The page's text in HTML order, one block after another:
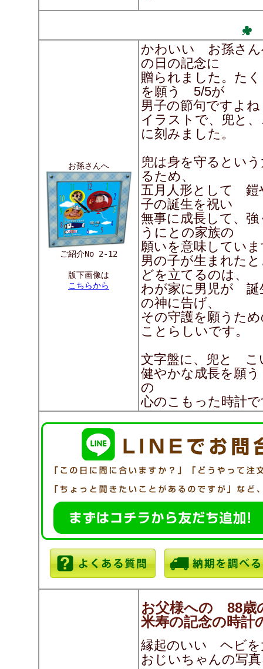
お孫さんへ
ご紹介No 2-12
版下画像は
こちらから
かわいい お孫さ
の日の記念に
贈られました。た
を願う 5/5が
男子の節句ですよ
イラストで、兜と
に刻みました。
兜は身を守るとい
るため、
五月人形として 鎧
子の誕生を祝い
無事に成長して、
うにとの家族の
願いを意味してい
男の子が生まれた
どを立てるのは、
わが家に男児が 誕
の神に告げ、
その守護を願うた
ことらしいです。
文字盤に、兜と こ
健やかな成長を願
の
心のこもった時計
お父様への 88歳
米寿の記念の時
縁起のいい ヘビを
おじいちゃんの写